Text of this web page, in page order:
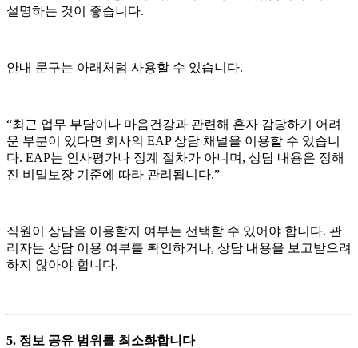
설명하는 것이 좋습니다.
안내 문구는 아래처럼 사용할 수 있습니다.
“최근 업무 부담이나 마음건강과 관련해 혼자 감당하기 어려
운 부분이 있다면 회사의 EAP 상담 채널을 이용할 수 있습니
다. EAP는 인사평가나 징계 절차가 아니며, 상담 내용은 정해
진 비밀보장 기준에 따라 관리됩니다.”
직원이 상담을 이용할지 여부는 선택할 수 있어야 합니다. 관
리자는 상담 이용 여부를 확인하거나, 상담 내용을 보고받으려
하지 않아야 합니다.
5. 정보 공유 범위를 최소화합니다